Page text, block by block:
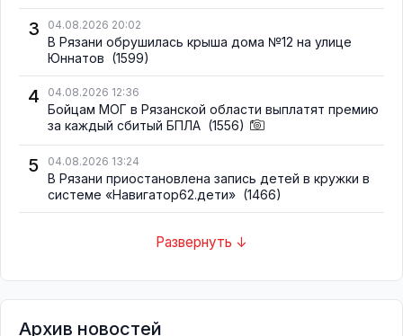
3 04.08.2026 20:02
В Рязани обрушилась крыша дома №12 на улице
Юннатов (1599)
4 04.08.2026 12:36
Бойцам МОГ в Рязанской области выплатят премию
за каждый сбитый БПЛА (1556)
5 04.08.2026 13:24
В Рязани приостановлена запись детей в кружки в
системе «Навигатор62.дети» (1466)
Развернуть ↓
Архив новостей